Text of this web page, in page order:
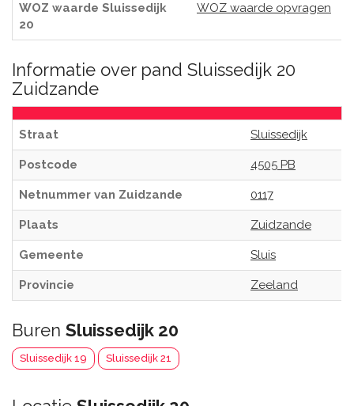
WOZ waarde Sluissedijk
20
WOZ waarde opvragen
Informatie over pand Sluissedijk 20
Zuidzande
Straat Sluissedijk
Postcode 4505 PB
Netnummer van Zuidzande 0117
Plaats Zuidzande
Gemeente Sluis
Provincie Zeeland
Buren Sluissedijk 20
Sluissedijk 19 Sluissedijk 21